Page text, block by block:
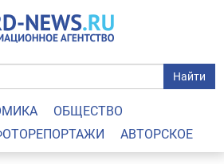
Найти
ОБЩЕСТВО
АВТОРСКОЕ